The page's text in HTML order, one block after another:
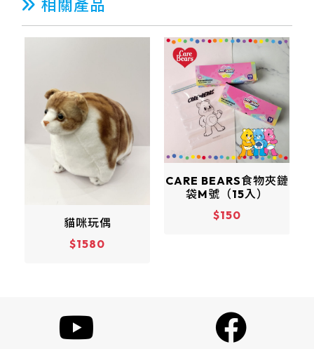
相關產品
貓咪玩偶
$1580
CARE BEARS食物夾鏈
袋M號（15入）
$150